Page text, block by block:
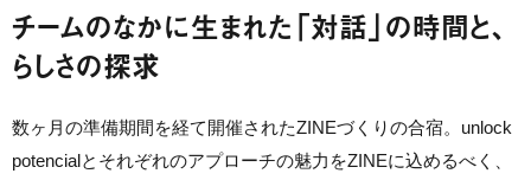
チームのなかに生まれた「対話」の時間と、
らしさの探求
数ヶ月の準備期間を経て開催されたZINEづくりの合宿。unlock
potencialとそれぞれのアプローチの魅力をZINEに込めるべく、